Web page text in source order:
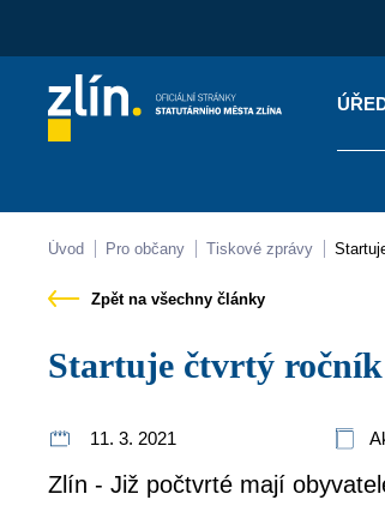
Kontakty
Úvod Pro občany Tiskové zprávy
Zpět na všechny články
Startuje čtvrtý
11. 3. 2021
Zlín - Již počtvrté mají